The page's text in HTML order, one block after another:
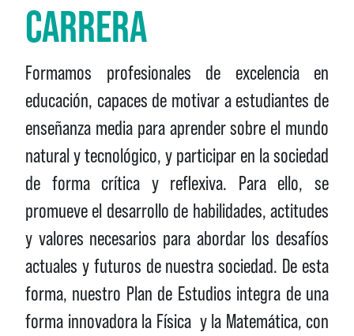
CARRERA
Formamos profesionales de excelencia en
educación, capaces de motivar a estudiantes de
enseñanza media para aprender sobre el mundo
natural y tecnológico, y participar en la sociedad
de forma crítica y reflexiva. Para ello, se
promueve el desarrollo de habilidades, actitudes
y valores necesarios para abordar los desafíos
actuales y futuros de nuestra sociedad. De esta
forma, nuestro Plan de Estudios integra de una
forma innovadora la Física y la Matemática, con